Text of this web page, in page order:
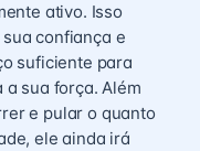
ativo. Isso
confiança e
suficiente para
sua força. Além
e pular o quanto
ele ainda irá